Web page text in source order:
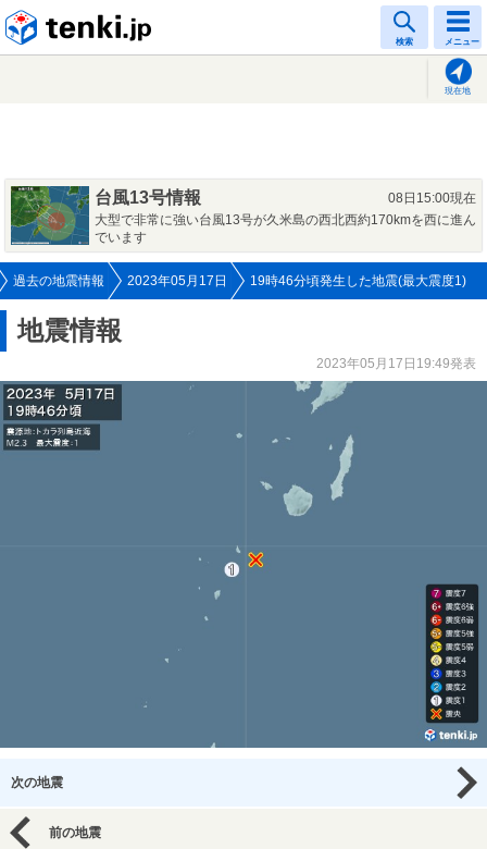
検索 メニュー
現在地
台風13号情報
08日15:00現在
大型で非常に強い台風13号が久米島の西北西約170kmを西に進ん
でいます
過去の地震情報 2023年05月17日 19時46分頃発生した地震(最大震度1)
地震情報
2023年05月17日19:49発表
次の地震
前の地震